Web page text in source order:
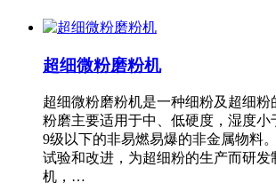
超细微粉磨粉机
超细微粉磨粉机是一种细粉及超细粉
粉磨主要适用于中、低硬度，湿度小
9级以下的非易燃易爆的非金属物料
试验和改进，为超细粉的生产而研发
机，…